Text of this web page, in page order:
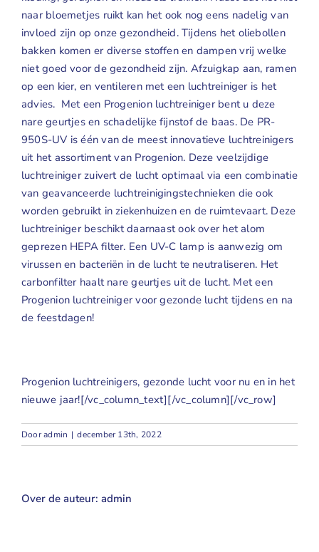
naar bloemetjes ruikt kan het ook nog eens nadelig van
invloed zijn op onze gezondheid. Tijdens het oliebollen
bakken komen er diverse stoffen en dampen vrij welke
niet goed voor de gezondheid zijn. Afzuigkap aan, ramen
op een kier, en ventileren met een luchtreiniger is het
advies. Met een Progenion luchtreiniger bent u deze
nare geurtjes en schadelijke fijnstof de baas. De PR-
950S-UV is één van de meest innovatieve luchtreinigers
uit het assortiment van Progenion. Deze veelzijdige
luchtreiniger zuivert de lucht optimaal via een combinatie
van geavanceerde luchtreinigingstechnieken die ook
worden gebruikt in ziekenhuizen en de ruimtevaart. Deze
luchtreiniger beschikt daarnaast ook over het alom
geprezen HEPA filter. Een UV-C lamp is aanwezig om
virussen en bacteriën in de lucht te neutraliseren. Het
carbonfilter haalt nare geurtjes uit de lucht. Met een
Progenion luchtreiniger voor gezonde lucht tijdens en na
de feestdagen!
Progenion luchtreinigers, gezonde lucht voor nu en in het
nieuwe jaar![/vc_column_text][/vc_column][/vc_row]
Dooradmin | december 13th, 2022
Over de auteur: admin